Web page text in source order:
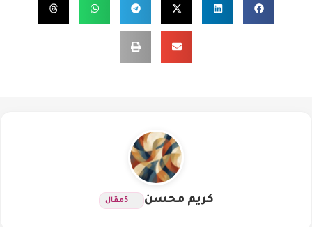
كريم محسن 5مقال